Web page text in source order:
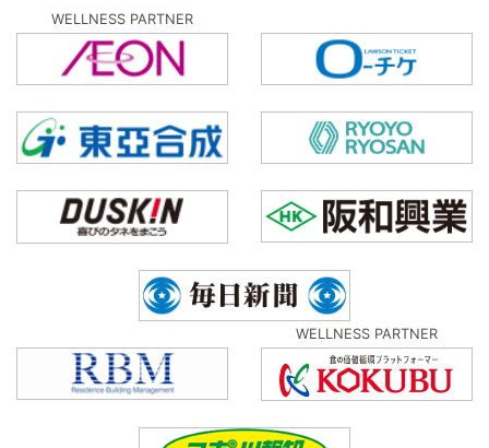
WELLNESS PARTNER
WELLNESS PARTNER